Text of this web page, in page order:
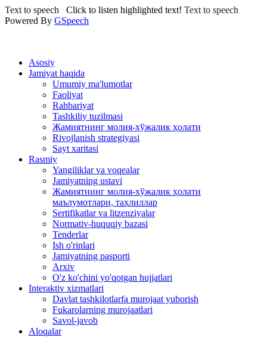
Text to speech Click to listen highlighted text! Text to speech
Powered By GSpeech
Asosiy
Jamiyat haqida
Umumiy ma'lumotlar
Faoliyat
Rahbariyat
Tashkiliy tuzilmasi
Жамиятнинг молия-хўжалик ҳолати
Rivojlanish strategiyasi
Sayt xaritasi
Rasmiy
Yangiliklar va voqealar
Jamiyatning ustavi
Жамиятнинг молия-хўжалик ҳолати
маълумотлари, таҳлиллар
Sertifikatlar va litzenziyalar
Normativ-huquqiy bazasi
Tenderlar
Ish o'rinlari
Jamiyatning pasporti
Arxiv
O'z ko'chini yo'qotgan hujjatlari
Interaktiv xizmatlari
Davlat tashkilotlarfa murojaat yuborish
Fukarolarning murojaatlari
Savol-javob
Aloqalar